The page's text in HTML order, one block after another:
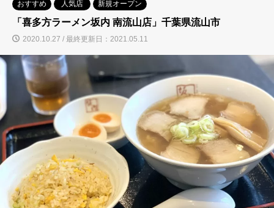
おすすめ
人気店 新規オープン
「喜多方ラーメン坂内 南流山店」千葉県流山市
2020.10.27 / 最終更新日：2021.05.11